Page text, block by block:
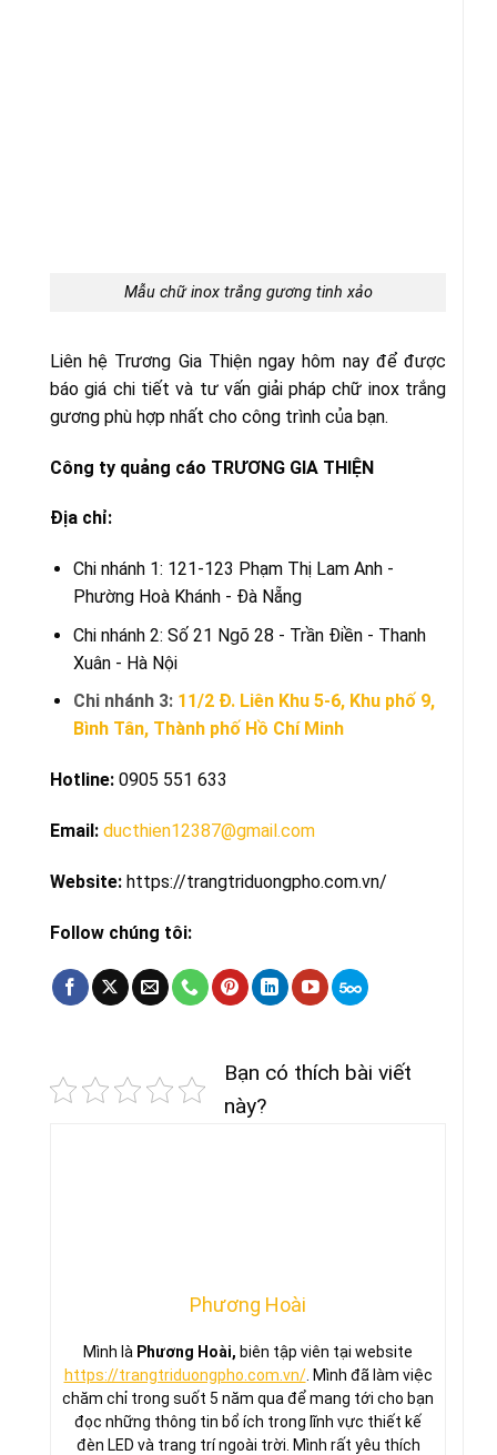
Mẫu chữ inox trắng gương tinh xảo
Liên hệ Trương Gia Thiện ngay hôm nay để được
báo giá chi tiết và tư vấn giải pháp chữ inox trắng
gương phù hợp nhất cho công trình của bạn.
Công ty quảng cáo TRƯƠNG GIA THIỆN
Địa chỉ:
Chi nhánh 1: 121-123 Phạm Thị Lam Anh -
Phường Hoà Khánh - Đà Nẵng
Chi nhánh 2: Số 21 Ngõ 28 - Trần Điền - Thanh
Xuân - Hà Nội
Chi nhánh 3: 11/2 Đ. Liên Khu 5-6, Khu phố 9,
Bình Tân, Thành phố Hồ Chí Minh
Hotline: 0905 551 633
Email: ducthien12387@gmail.com
Website: https://trangtriduongpho.com.vn/
Follow chúng tôi:
Bạn có thích bài viết
này?
Phương Hoài
Mình là Phương Hoài, biên tập viên tại website
https://trangtriduongpho.com.vn/. Mình đã làm việc
chăm chỉ trong suốt 5 năm qua để mang tới cho bạn
đọc những thông tin bổ ích trong lĩnh vực thiết kế
đèn LED và trang trí ngoài trời. Mình rất yêu thích